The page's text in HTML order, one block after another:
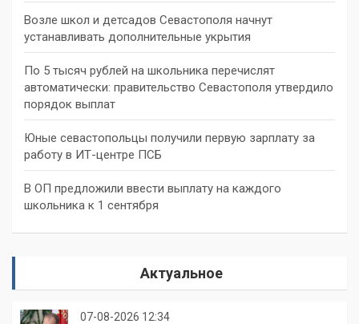
Возле школ и детсадов Севастополя начнут
устанавливать дополнительные укрытия
По 5 тысяч рублей на школьника перечислят
автоматически: правительство Севастополя утвердило
порядок выплат
Юные севастопольцы получили первую зарплату за
работу в ИТ-центре ПСБ
В ОП предложили ввести выплату на каждого
школьника к 1 сентября
Актуальное
07-08-2026 12:34